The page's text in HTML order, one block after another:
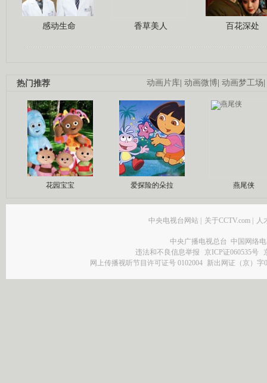
感动生命 香草美人 百花深处
动画片库| 动画微博| 动画梦工场|
热门推荐
花园宝宝 爱探险的朵拉 燕尾侠
中央电视台网站 | 关于CCTV.com | 人
中央广播电视总台 中国网络
违法和不良信息举报
京ICP证060535号
网上传播视听节目许可证号 0102004 新出网证（京）